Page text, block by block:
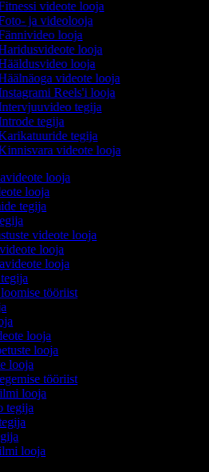
videote looja
ja videolooja
looja
looja
looja
videote looja
Reels'i looja
tegija
tegija
tegija
videote looja
looja
looja
tegija
videote looja
looja
looja
tööriist
looja
looja
looja
tööriist
looja
tegija
looja